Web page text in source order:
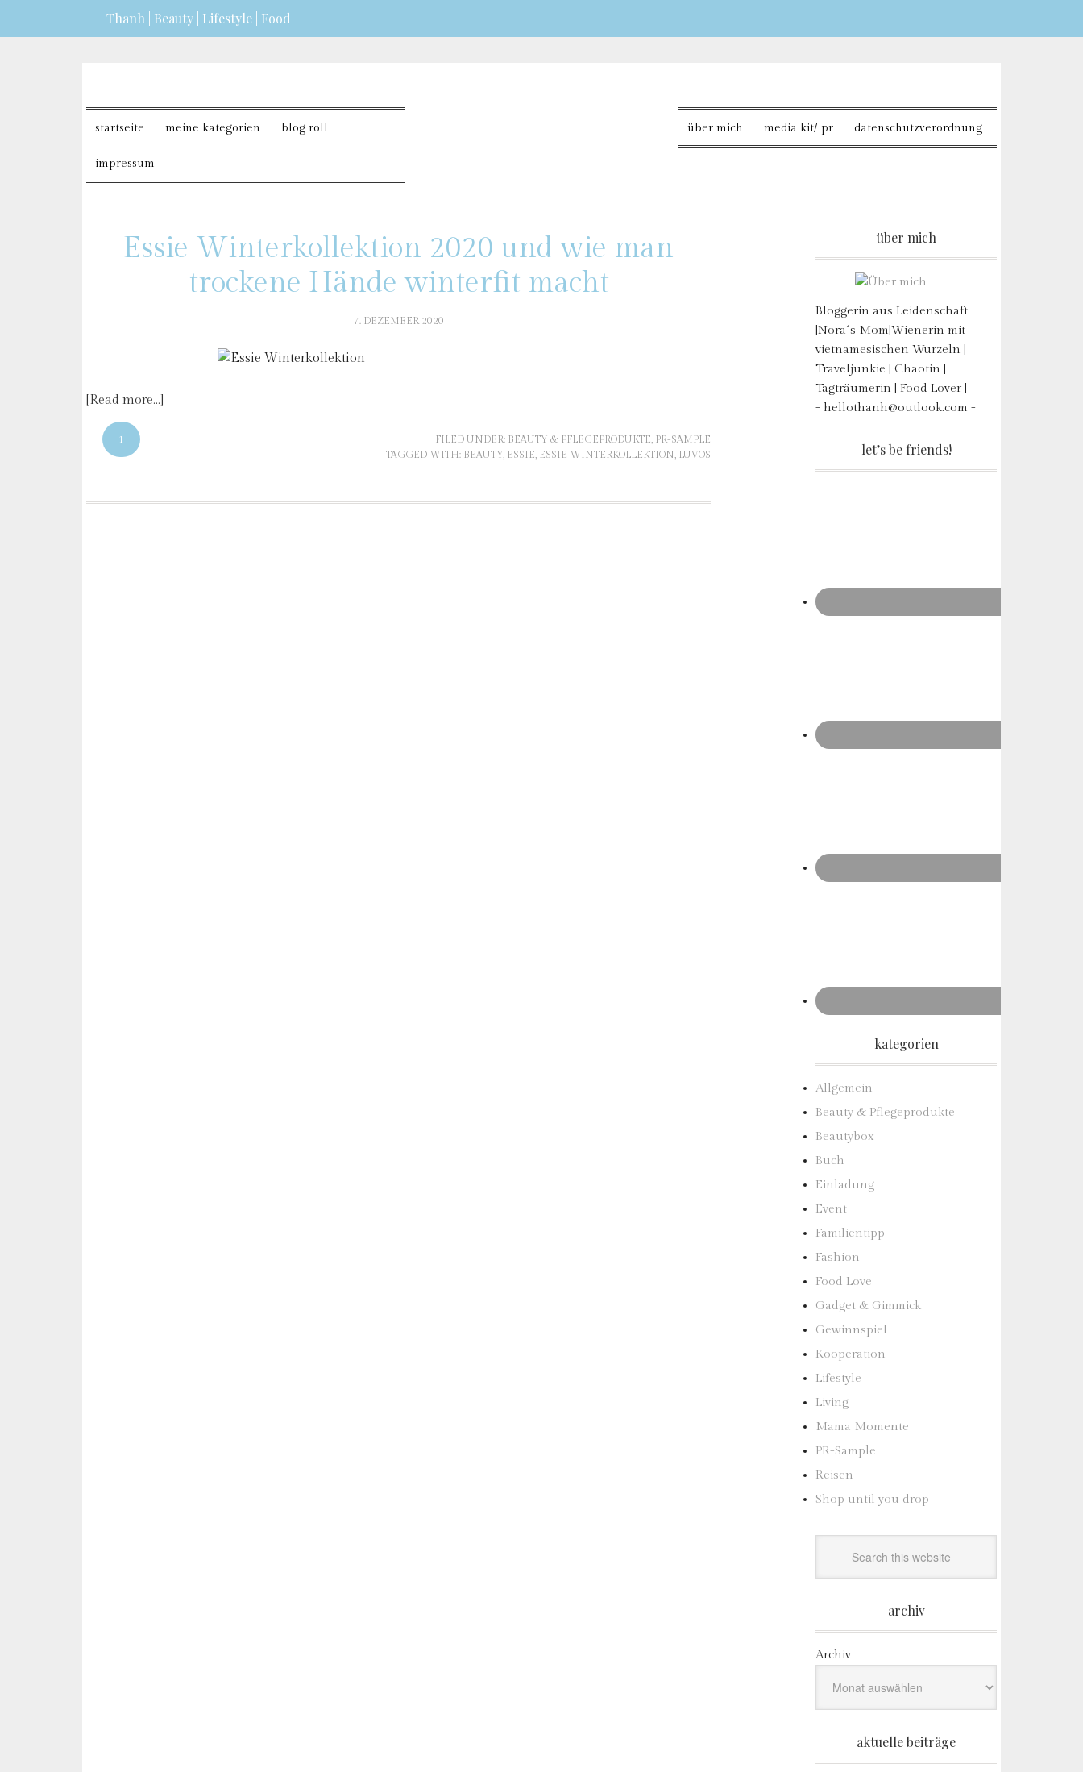
Thanh | Beauty | Lifestyle | Food
startseite meine kategorien blog roll
impressum
über mich media kit/ pr datenschutzverordnung
Essie Winterkollektion 2020 und wie man
trockene Hände winterfit macht
7. DEZEMBER 2020
[Read more…]
1 FILED UNDER: BEAUTY & PFLEGEPRODUKTE, PR-SAMPLE
TAGGED WITH: BEAUTY, ESSIE, ESSIE WINTERKOLLEKTION, LUVOS
über mich
Bloggerin aus Leidenschaft
|Nora´s Mom|Wienerin mit
vietnamesischen Wurzeln |
Traveljunkie | Chaotin |
Tagträumerin | Food Lover |
- hellothanh@outlook.com -
let’s be friends!
kategorien
Allgemein
Beauty & Pflegeprodukte
Beautybox
Buch
Einladung
Event
Familientipp
Fashion
Food Love
Gadget & Gimmick
Gewinnspiel
Kooperation
Lifestyle
Living
Mama Momente
PR-Sample
Reisen
Shop until you drop
archiv
Archiv
aktuelle beiträge
erfahren? ICH BIN EINVERSTANDEN